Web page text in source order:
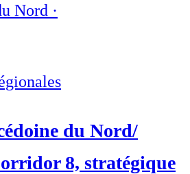
Nord ·
du Nord/
8, stratégique